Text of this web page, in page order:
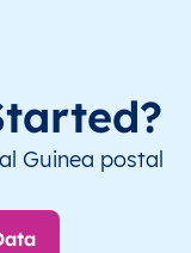
Guinea postal